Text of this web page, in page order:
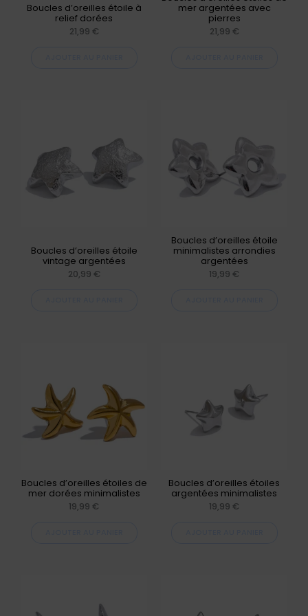
Boucles d’oreilles étoile à
relief dorées
21,99 €
mer argentées avec
pierres
21,99 €
Boucles d’oreilles étoile
vintage argentées
20,99 €
Boucles d’oreilles étoile
minimalistes arrondies
argentées
19,99 €
Boucles d’oreilles étoiles de
mer dorées minimalistes
19,99 €
Boucles d’oreilles étoiles
argentées minimalistes
19,99 €